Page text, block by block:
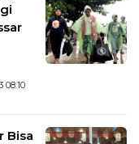
08:10
Bisa